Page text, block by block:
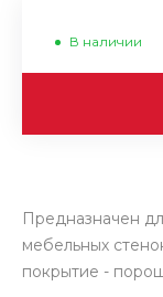
В наличии
Предназначен
мебельных
покрытие -